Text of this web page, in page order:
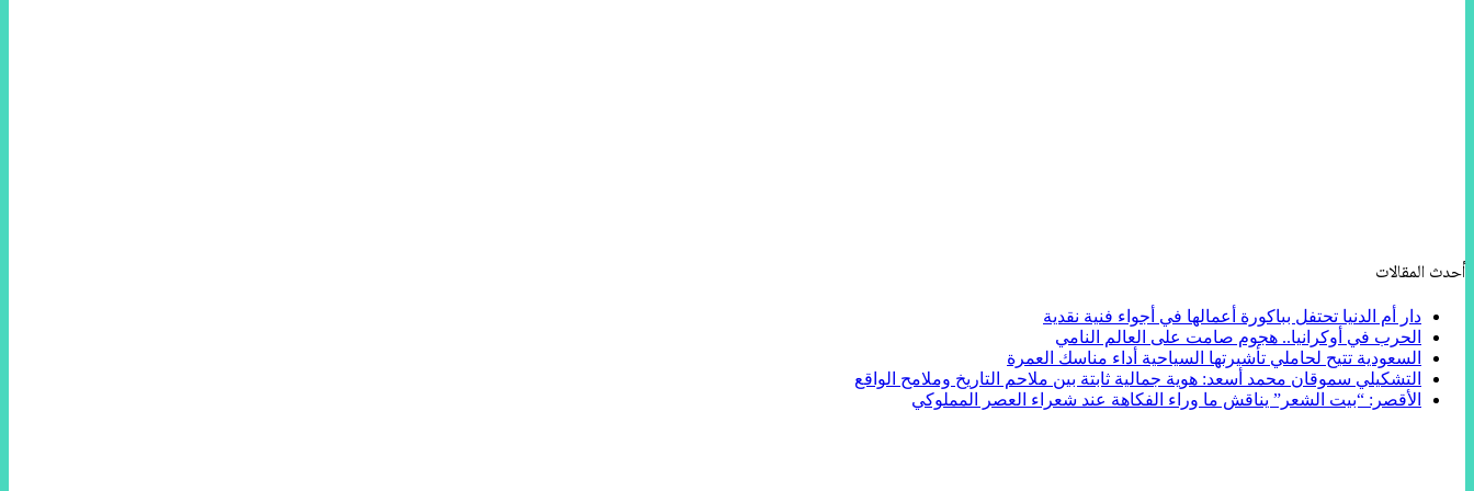
أحدث المقالات
دار أم الدنيا تحتفل بباكورة أعمالها في أجواء فنية نقدية
الحرب في أوكرانيا.. هجوم صامت على العالم النامي
السعودية تتيح لحاملي تأشيرتها السياحية أداء مناسك العمرة
التشكيلي سموقان محمد أسعد: هوية جمالية ثابتة بين ملاحم التاريخ وملامح الواقع
الأقصر: “بيت الشعر” يناقش ما وراء الفكاهة عند شعراء العصر المملوكي